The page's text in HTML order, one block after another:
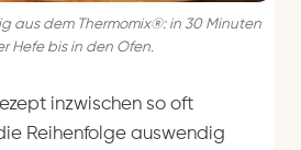
aus dem Thermomix®: in 30 Minuten
Hefe bis in den Ofen.
inzwischen so oft
Reihenfolge auswendig